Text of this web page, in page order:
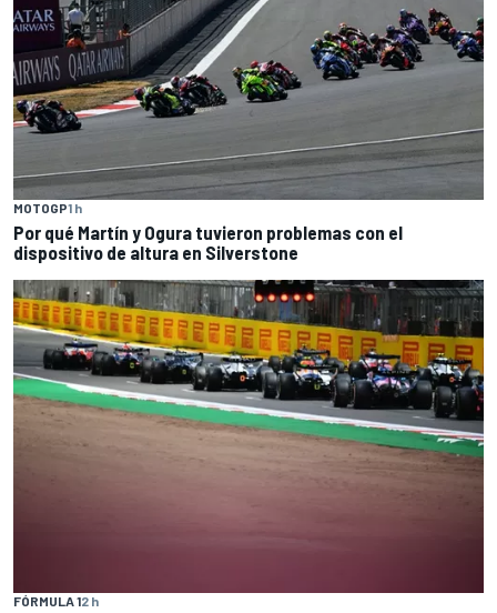
MOTOGP1 h
Por qué Martín y Ogura tuvieron problemas con el
dispositivo de altura en Silverstone
FÓRMULA 12 h